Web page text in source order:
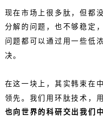
现在市场上很多肽，但都
分解的问题，也不够稳定
问题都可以通过用一些低
决。
在这一块上，其实韩束在
领先。我们用环肽技术，
也向世界的科研交出我们